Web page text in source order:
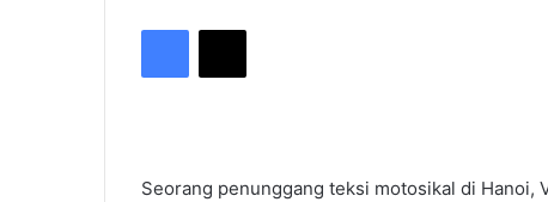
Facebook
X
Seorang penunggang teksi motosikal di Hanoi,